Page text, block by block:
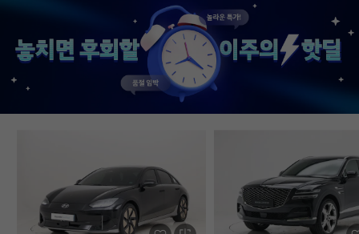
없었다’는 점입니다. 차를 잘 모르는 사람
입장에서는 어디를 봐야 할지부터
막막한데, 그런 부담이 많이 줄었습니다.
온라인으로 비교하고 구매까지 진행할 수
있어서 시간적으로도 편했고, 직장인
입장에서는 이 부분이 특히
있을 것 같습니다. 중고차 구매가
처음이거나 차량 상태 확인이 어려운
분들에게는 현대인증중고차를 충분히
고려해볼 만하다고 생각합니다.
완벽한 경험이었습니
고민하는 사람 있으면
현대인증중고차 추천
차량 보내주셔서 감사